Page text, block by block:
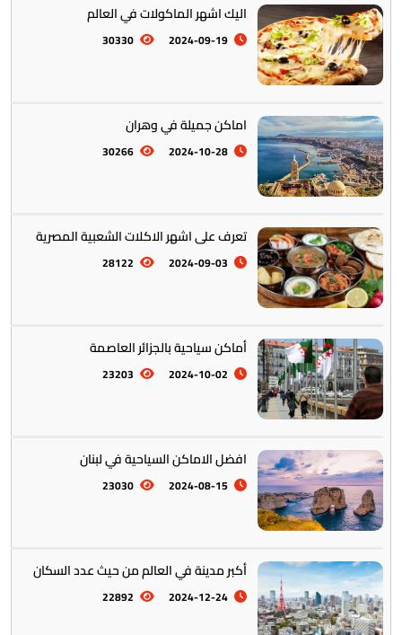
التراث والتقاليد
المأكولات العالمية
تخطيط الرحلات والتنقل
اليك اشهر الماكولات في العالم
2024-09-19
30330
اماكن جميلة في وهران
2024-10-28
30266
تعرف على اشهر الاكلات الشعبية المصرية
2024-09-03
28122
أماكن سياحية بالجزائر العاصمة
2024-10-02
23203
افضل الاماكن السياحية في لبنان
2024-08-15
23030
أكبر مدينة في العالم من حيث عدد السكان
2024-12-24
22892